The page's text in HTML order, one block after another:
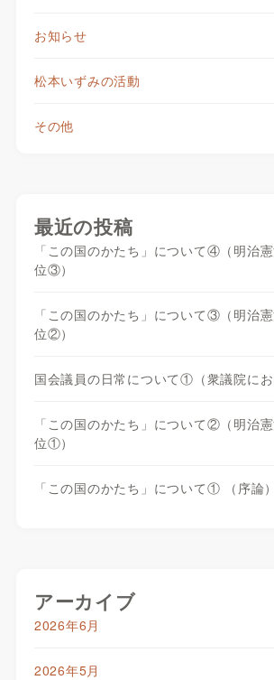
お知らせ
松本いずみの活動
その他
最近の投稿
「この国のかたち」について④（明治
位③）
「この国のかたち」について③（明治
位②）
国会議員の日常について①（衆議院にお
「この国のかたち」について②（明治
位①）
「この国のかたち」について① （序論）
アーカイブ
2026年6月
2026年5月